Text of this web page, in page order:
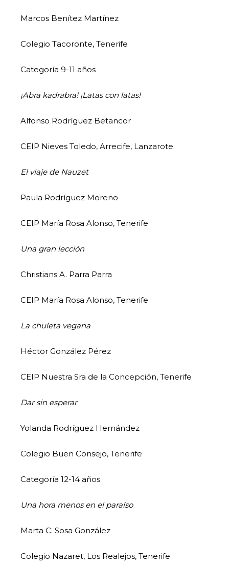
Marcos Benítez Martínez
Colegio Tacoronte, Tenerife
Categoría 9-11 años
¡Abra kadrabra! ¡Latas con latas!
Alfonso Rodríguez Betancor
CEIP Nieves Toledo, Arrecife, Lanzarote
El viaje de Nauzet
Paula Rodríguez Moreno
CEIP María Rosa Alonso, Tenerife
Una gran lección
Christians A. Parra Parra
CEIP María Rosa Alonso, Tenerife
La chuleta vegana
Héctor González Pérez
CEIP Nuestra Sra de la Concepción, Tenerife
Dar sin esperar
Yolanda Rodríguez Hernández
Colegio Buen Consejo, Tenerife
Categoría 12-14 años
Una hora menos en el paraíso
Marta C. Sosa González
Colegio Nazaret, Los Realejos, Tenerife